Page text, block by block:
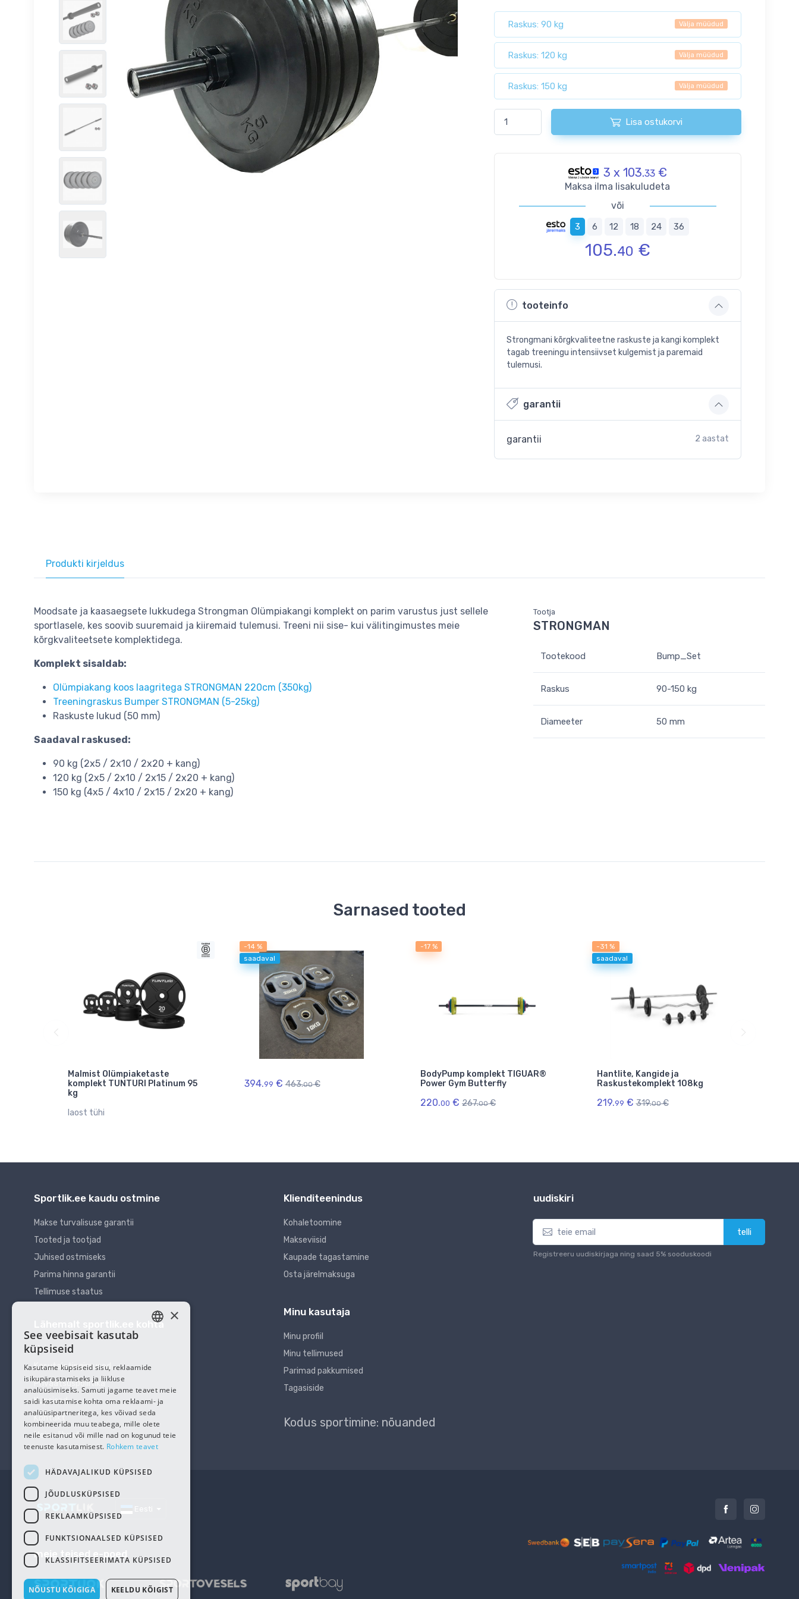
Raskus: 90 kg Välja müüdud
Raskus: 120 kg Välja müüdud
Raskus: 150 kg Välja müüdud
Lisa ostukorvi
3 x 103.33 €
Maksa ilma lisakuludeta
või
3 6 12 18 24 36
105.40 €
tooteinfo
Strongmani kõrgkvaliteetne raskuste ja kangi komplekt
tagab treeningu intensiivset kulgemist ja paremaid
tulemusi.
garantii
garantii 2 aastat
Produkti kirjeldus
Moodsate ja kaasaegsete lukkudega Strongman Olümpiakangi komplekt on parim varustus just sellele
sportlasele, kes soovib suuremaid ja kiiremaid tulemusi. Treeni nii sise- kui välitingimustes meie
kõrgkvaliteetsete komplektidega.
Komplekt sisaldab:
Olümpiakang koos laagritega STRONGMAN 220cm (350kg)
Treeningraskus Bumper STRONGMAN (5-25kg)
Raskuste lukud (50 mm)
Saadaval raskused:
90 kg (2x5 / 2x10 / 2x20 + kang)
120 kg (2x5 / 2x10 / 2x15 / 2x20 + kang)
150 kg (4x5 / 4x10 / 2x15 / 2x20 + kang)
Tootja
STRONGMAN
Tootekood Bump_Set
Raskus 90-150 kg
Diameeter 50 mm
Sarnased tooted
Malmist Olümpiaketaste
komplekt TUNTURI Platinum 95
kg
laost tühi
-14 %
saadaval
394.99 €463.00€
-17 %
BodyPump komplekt TIGUAR®
Power Gym Butterfly
220.00 € 267.00€
-31 %
saadaval
Hantlite, Kangide ja
Raskustekomplekt 108kg
219.99 €319.00€
Sportlik.ee kaudu ostmine
Makse turvalisuse garantii
Tooted ja tootjad
Juhised ostmiseks
Parima hinna garantii
Tellimuse staatus
Lähemalt sportlik.ee kohta
Meist
Kasutajatingimused
Privaatsuspoliitika
Küpsised
Kontakt
Meie sõbrad
Klienditeenindus
Kohaletoomine
Makseviisid
Kaupade tagastamine
Osta järelmaksuga
Minu kasutaja
Minu profiil
Minu tellimused
Parimad pakkumised
Tagasiside
Kodus sportimine: nõuanded
uudiskiri
telli
Registreeru uudiskirjaga ning saad 5% sooduskoodi
meie teised e-poed
×
See veebisait kasutab
küpsiseid
Kasutame küpsiseid sisu, reklaamide
isikupärastamiseks ja liikluse
analüüsimiseks. Samuti jagame teavet meie
saidi kasutamise kohta oma reklaami- ja
analüüsipartneritega, kes võivad seda
kombineerida muu teabega, mille olete
neile esitanud või mille nad on kogunud teie
teenuste kasutamisest. Rohkem teavet
HÄDAVAJALIKUD KÜPSISED
JÕUDLUSKÜPSISED
REKLAAMKÜPSISED
FUNKTSIONAALSED KÜPSISED
KLASSIFITSEERIMATA KÜPSISED
NÕUSTU KÕIGIGA KEELDU KÕIGIST